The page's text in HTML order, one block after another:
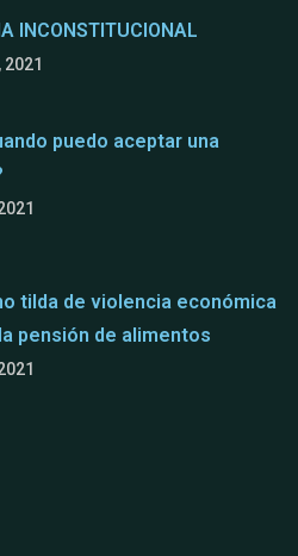
INCONSTITUCIONAL
puedo aceptar una
tilda de violencia económica
pensión de alimentos